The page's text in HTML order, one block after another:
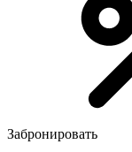
Забронировать